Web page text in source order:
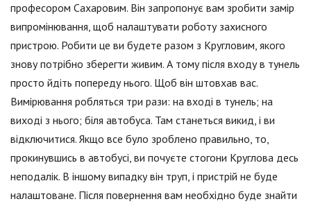
професором Сахаровим. Він запропонує вам зробити замір
випромінювання, щоб налаштувати роботу захисного
пристрою. Робити це ви будете разом з Кругловим, якого
знову потрібно зберегти живим. А тому після входу в тунель
просто йдіть попереду нього. Щоб він штовхав вас.
Вимірювання робляться три рази: на вході в тунель; на
виході з нього; біля автобуса. Там станеться викид, і ви
відключитися. Якщо все було зроблено правильно, то,
прокинувшись в автобусі, ви почуєте стогони Круглова десь
неподалік. В іншому випадку він труп, і пристрій не буде
налаштоване. Після повернення вам необхідно буде знайти